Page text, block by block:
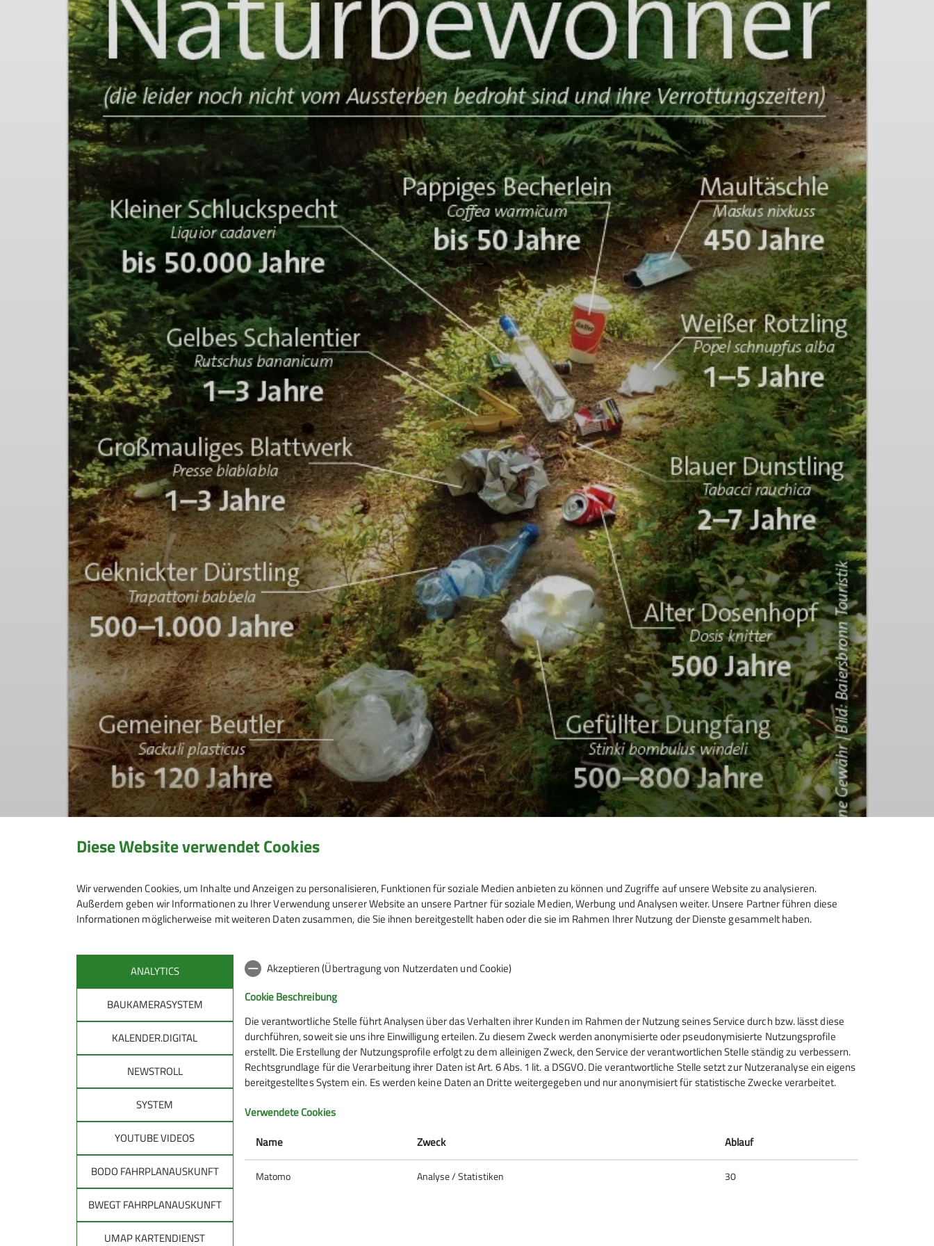
Über den DAV
Leitbild des DAV
Bergwetter
Notruf und Rettung in den Alpen
Hüttensuche
Lawinenlagebericht
DAV Infos zu Bergsport
allgemein
Tourenplanung
Raus in die Natur
Deutscher Alpenverein (DAV)
88046 Friedrichshafen
Diese Website verwendet Cookies
Wir verwenden Cookies, um Inhalte und Anzeigen zu personalisieren, Funktionen für soziale Medien anbieten zu können und Zugriffe auf unsere Website zu analysieren.
Außerdem geben wir Informationen zu Ihrer Verwendung unserer Website an unsere Partner für soziale Medien, Werbung und Analysen weiter. Unsere Partner führen diese
Informationen möglicherweise mit weiteren Daten zusammen, die Sie ihnen bereitgestellt haben oder die sie im Rahmen Ihrer Nutzung der Dienste gesammelt haben.
ANALYTICS
BAUKAMERASYSTEM
KALENDER.DIGITAL
NEWSTROLL
SYSTEM
YOUTUBE VIDEOS
BODO FAHRPLANAUSKUNFT
BWEGT FAHRPLANAUSKUNFT
UMAP KARTENDIENST
Akzeptieren (Übertragung von Nutzerdaten und Cookie)
Cookie Beschreibung
Die verantwortliche Stelle führt Analysen über das Verhalten ihrer Kunden im Rahmen der Nutzung seines Service durch bzw. lässt diese
durchführen, soweit sie uns ihre Einwilligung erteilen. Zu diesem Zweck werden anonymisierte oder pseudonymisierte Nutzungsprofile
erstellt. Die Erstellung der Nutzungsprofile erfolgt zu dem alleinigen Zweck, den Service der verantwortlichen Stelle ständig zu verbessern.
Rechtsgrundlage für die Verarbeitung ihrer Daten ist Art. 6 Abs. 1 lit. a DSGVO. Die verantwortliche Stelle setzt zur Nutzeranalyse ein eigens
bereitgestelltes System ein. Es werden keine Daten an Dritte weitergegeben und nur anonymisiert für statistische Zwecke verarbeitet.
Verwendete Cookies
Name
Zweck Ablauf
Matomo Analyse / Statistiken 30